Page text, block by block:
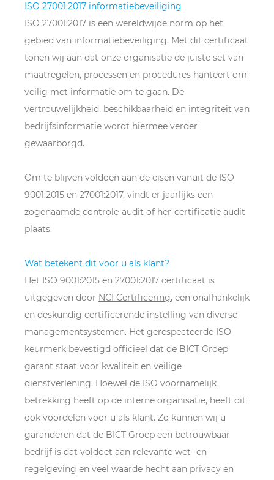
ISO 27001:2017 informatiebeveiliging
ISO 27001:2017 is een wereldwijde norm op het
gebied van informatiebeveiliging. Met dit certificaat
tonen wij aan dat onze organisatie de juiste set van
maatregelen, processen en procedures hanteert om
veilig met informatie om te gaan. De
vertrouwelijkheid, beschikbaarheid en integriteit van
bedrijfsinformatie wordt hiermee verder
gewaarborgd.
Om te blijven voldoen aan de eisen vanuit de ISO
9001:2015 en 27001:2017, vindt er jaarlijks een
zogenaamde controle-audit of her-certificatie audit
plaats.
Wat betekent dit voor u als klant?
Het ISO 9001:2015 en 27001:2017 certificaat is
uitgegeven door NCI Certificering, een onafhankelijk
en deskundig certificerende instelling van diverse
managementsystemen. Het gerespecteerde ISO
keurmerk bevestigd officieel dat de BICT Groep
garant staat voor kwaliteit en veilige
dienstverlening. Hoewel de ISO voornamelijk
betrekking heeft op de interne organisatie, heeft dit
ook voordelen voor u als klant. Zo kunnen wij u
garanderen dat de BICT Groep een betrouwbaar
bedrijf is dat voldoet aan relevante wet- en
regelgeving en veel waarde hecht aan privacy en